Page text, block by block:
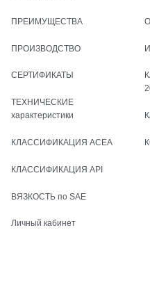
ПРЕИМУЩЕСТВА
ПРОИЗВОДСТВО
СЕРТИФИКАТЫ
ТЕХНИЧЕСКИЕ
характеристики
КЛАССИФИКАЦИЯ ACEA
КЛАССИФИКАЦИЯ API
ВЯЗКОСТЬ по SAE
Личный кабинет